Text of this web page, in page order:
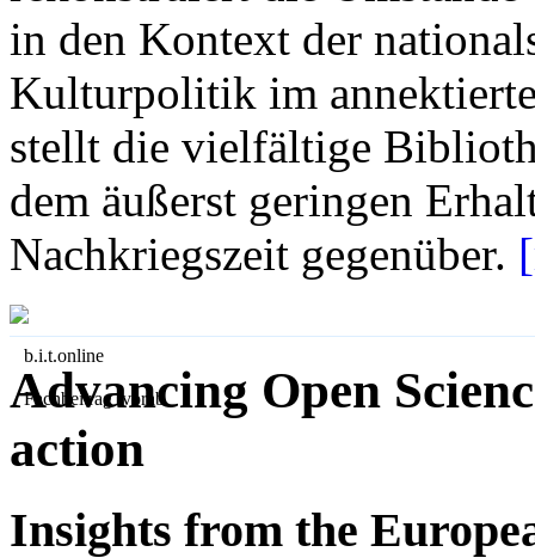
in den Kontext der
Kulturpolitik im
stellt die vielfältige
dem äußerst geringen
Nachkriegszeit gegenüber.
b.i.t.online
Fachbeitrag vorab
Advancing Open
action
Insights from the